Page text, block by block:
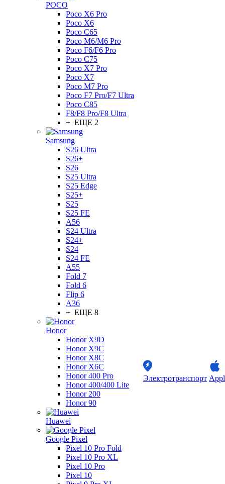
POCO
Poco X6 Pro
Poco X6
Poco C65
Poco M6/M6 Pro
Poco F6/F6 Pro
Poco C75
Poco X7 Pro
Poco X7
Poco M7 Pro
Poco F7 Pro/F7 Ultra
Poco C85
F8/F8 Pro/F8 Ultra
+ ЕЩЕ 2
Samsung
S26 Ultra
S26+
S26
S25 Ultra
S25 Edge
S25+
S25
S25 FE
A56
S24 Ultra
S24+
S24
S24 FE
A55
Fold 7
Fold 6
Flip 6
A36
+ ЕЩЕ 8
Honor
Honor X9D
Honor X9C
Honor X8C
Honor X6C
Honor 400 Pro
Honor 400/400 Lite
Honor 200
Honor 90
Huawei
Google Pixel
Pixel 10 Pro Fold
Pixel 10 Pro XL
Pixel 10 Pro
Pixel 10
Электротранспорт